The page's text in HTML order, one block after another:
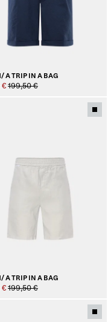
A TRIP IN A BAG
€ 199,50 €
A TRIP IN A BAG
€ 199,50 €